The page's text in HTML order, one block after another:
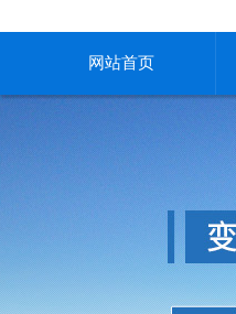
网站首页